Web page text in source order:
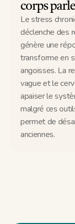
corps parle
Le stress
déclenche des
génère une
transforme en
angoisses. La
vague et le
apaiser le
malgré ces
permet de
anciennes.